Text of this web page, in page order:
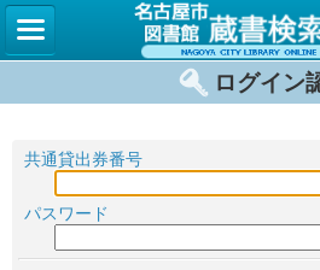
ログイン
共通貸出券番号
パスワード